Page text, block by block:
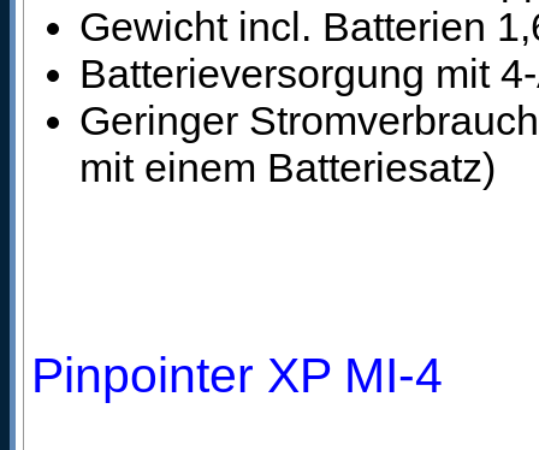
Gewicht incl. Batterien
Batterieversorgung mit
Geringer
mit einem Batteriesatz)
Pinpointer XP MI-4